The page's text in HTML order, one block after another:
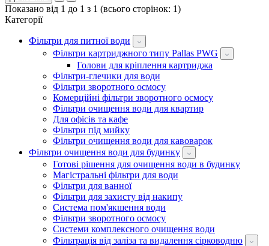
Показано від 1 до 1 з 1 (всього сторінок: 1)
Категорії
Фільтри для питної води
Фільтри картриджного типу Pallas PWG
Голови для кріплення картриджа
Фільтри-глечики для води
Фільтри зворотного осмосу
Комерційні фільтри зворотного осмосу
Фільтри очищення води для квартир
Для офісів та кафе
Фільтри під мийку
Фільтри очищення води для кавоварок
Фільтри очищення води для будинку
Готові рішення для очищення води в будинку
Магістральні фільтри для води
Фільтри для ванної
Фільтри для захисту від накипу
Система пом'якшення води
Фільтри зворотного осмосу
Системи комплексного очищення води
Фільтрація від заліза та видалення сірководню